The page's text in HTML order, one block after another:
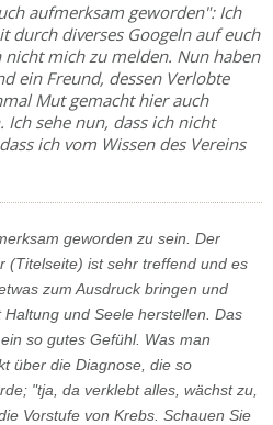
aufmerksam geworden": Ich
durch diverses Googeln auf euch
mich zu melden. Nun haben
ein Freund, dessen Verlobte
Mut gemacht hier auch
sehe nun, dass ich nicht
ich vom Wissen des Vereins
geworden zu sein. Der
(Titelseite) ist sehr treffend und es
zum Ausdruck bringen und
und Seele herstellen. Das
so gutes Gefühl. Was man
über die Diagnose, die so
"tja, da verklebt alles, wächst zu,
Vorstufe von Krebs. Schauen Sie